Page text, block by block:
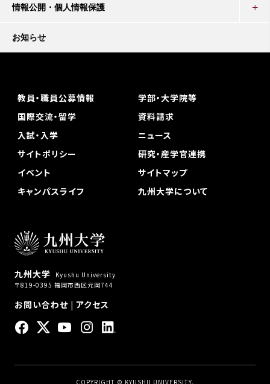
情報公開・個人情報保護
お知らせ
九州大学
Kyushu University
〒819-0395 福岡市西区元岡744
お問い合わせ| アクセス
教員・職員公募情報
学部・大学院等
国際交流・留学
資料請求
入試・入学
ニュース
サイトポリシー
研究・産学官連携
イベント
サイトマップ
キャンパスライフ
九州大学について
COPYRIGHT © KYUSHU UNIVERSITY.